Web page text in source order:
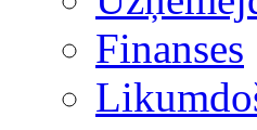
Finanses